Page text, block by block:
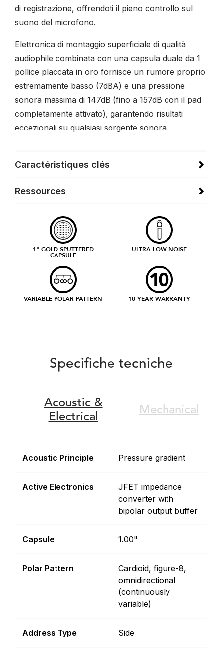
di registrazione, offrendoti il pieno controllo sul
suono del microfono.
Elettronica di montaggio superficiale di qualità
audiophile combinata con una capsula duale da 1
pollice placcata in oro fornisce un rumore proprio
estremamente basso (7dBA) e una pressione
sonora massima di 147dB (fino a 157dB con il pad
completamente attivato), garantendo risultati
eccezionali su qualsiasi sorgente sonora.
Caractéristiques clés
Ressources
1" GOLD SPUTTERED
CAPSULE
ULTRA-LOW NOISE
VARIABLE POLAR PATTERN 10 YEAR WARRANTY
Specifiche tecniche
Acoustic &
Electrical
Mechanical
Acoustic Principle Pressure gradient
Active Electronics
JFET impedance
converter with
bipolar output buffer
Capsule 1.00"
Polar Pattern
Cardioid, figure-8,
omnidirectional
(continuously
variable)
Address Type Side